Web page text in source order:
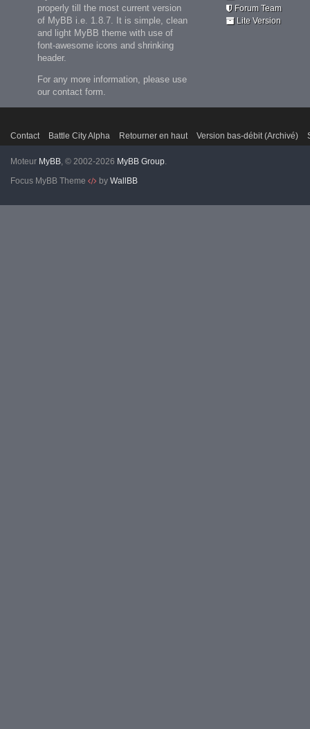
properly till the most current version
of MyBB i.e. 1.8.7. It is simple, clean
and light MyBB theme with use of
font-awesome icons and shrinking
header.
For any more information, please use
our contact form.
Forum Team
Lite Version
Contact Battle City Alpha Retourner en haut Version bas-débit (Archivé)
Moteur MyBB, © 2002-2026 MyBB Group.
Focus MyBB Theme
by WallBB